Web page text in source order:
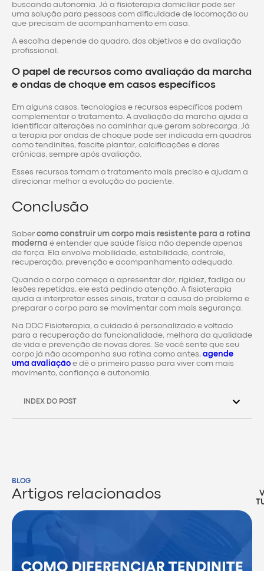
buscando autonomia. Já a fisioterapia domiciliar pode ser
uma solução para pessoas com dificuldade de locomoção ou
que precisam de acompanhamento em casa.
A escolha depende do quadro, dos objetivos e da avaliação
profissional.
O papel de recursos como avaliação da marcha
e ondas de choque em casos específicos
Em alguns casos, tecnologias e recursos específicos podem
complementar o tratamento. A avaliação da marcha ajuda a
identificar alterações no caminhar que geram sobrecarga. Já
a terapia por ondas de choque pode ser indicada em quadros
como tendinites, fascite plantar, calcificações e dores
crônicas, sempre após avaliação.
Esses recursos tornam o tratamento mais preciso e ajudam a
direcionar melhor a evolução do paciente.
Conclusão
Saber como construir um corpo mais resistente para a rotina
moderna é entender que saúde física não depende apenas
de força. Ela envolve mobilidade, estabilidade, controle,
recuperação, prevenção e acompanhamento adequado.
Quando o corpo começa a apresentar dor, rigidez, fadiga ou
lesões repetidas, ele está pedindo atenção. A fisioterapia
ajuda a interpretar esses sinais, tratar a causa do problema e
preparar o corpo para se movimentar com mais segurança.
Na DDC Fisioterapia, o cuidado é personalizado e voltado
para a recuperação da funcionalidade, melhora da qualidade
de vida e prevenção de novas dores. Se você sente que seu
corpo já não acompanha sua rotina como antes, agende
uma avaliação e dê o primeiro passo para viver com mais
movimento, confiança e autonomia.
INDEX DO POST
BLOG
Artigos relacionados